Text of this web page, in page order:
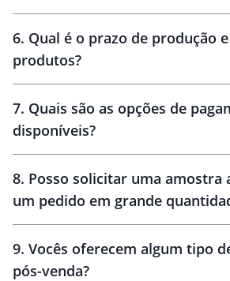
6. Qual é o prazo de produção
produtos?
10 dias
7. Quais são as opções de
disponíveis?
8. Posso solicitar uma amostra
um pedido em grande
9. Vocês oferecem algum tipo
pós-venda?